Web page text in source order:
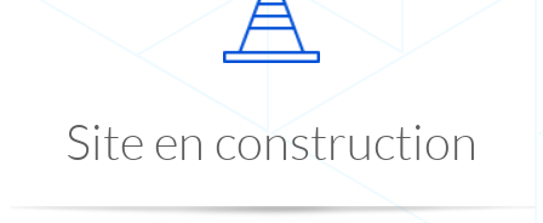
Site en construction